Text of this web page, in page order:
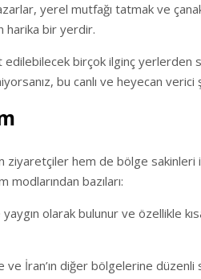
yerel mutfağı tatmak ve
harika bir yerdir.
edilebilecek birçok ilginç yerlerden
bu canlı ve heyecan
ziyaretçiler hem de bölge
modlarından bazıları:
olarak bulunur ve özellikle
ve İran’ın diğer bölgelerine